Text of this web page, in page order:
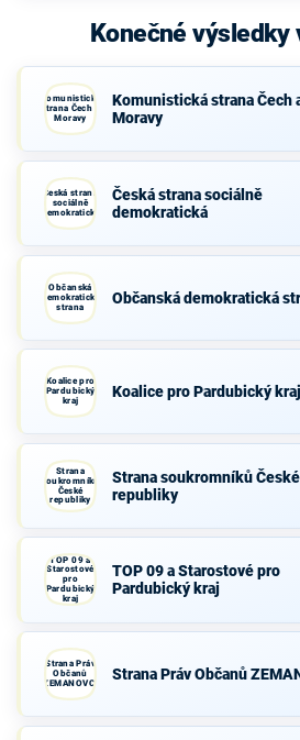
Konečné výsledky
Komunistická
strana Čech a
Moravy
Komunistická strana Čech
Moravy
Česká strana
sociálně
demokratická
Česká strana sociálně
demokratická
Občanská
demokratická
strana
Občanská demokratická
Koalice pro
Pardubický
kraj
Koalice pro Pardubický kraj
Strana
soukromníků
České
republiky
Strana soukromníků České
republiky
TOP 09 a
Starostové
pro
Pardubický
kraj
TOP 09 a Starostové pro
Pardubický kraj
Strana Práv
Občanů
ZEMANOVCI
Strana Práv Občanů